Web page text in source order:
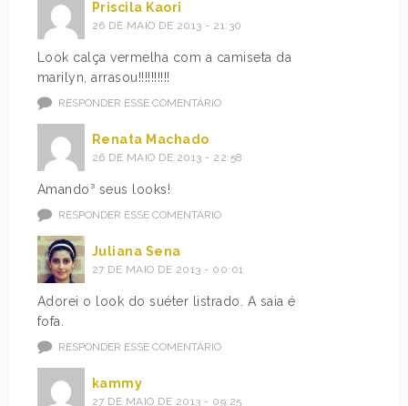
Priscila Kaori
26 DE MAIO DE 2013 - 21:30
Look calça vermelha com a camiseta da
marilyn, arrasou!!!!!!!!!!
RESPONDER ESSE COMENTÁRIO
Renata Machado
26 DE MAIO DE 2013 - 22:58
Amando³ seus looks!
RESPONDER ESSE COMENTÁRIO
Juliana Sena
27 DE MAIO DE 2013 - 00:01
Adorei o look do suéter listrado. A saia é
fofa.
RESPONDER ESSE COMENTÁRIO
kammy
27 DE MAIO DE 2013 - 09:25